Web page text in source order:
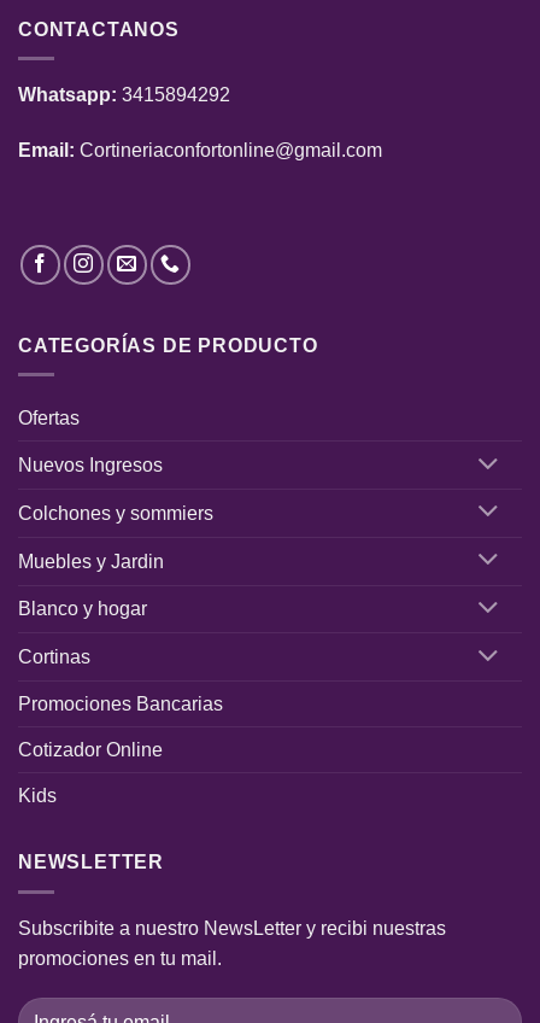
CONTACTANOS
Whatsapp: 3415894292
Email: Cortineriaconfortonline@gmail.com
CATEGORÍAS DE PRODUCTO
Ofertas
Nuevos Ingresos
Colchones y sommiers
Muebles y Jardin
Blanco y hogar
Cortinas
Promociones Bancarias
Cotizador Online
Kids
NEWSLETTER
Subscribite a nuestro NewsLetter y recibi nuestras
promociones en tu mail.